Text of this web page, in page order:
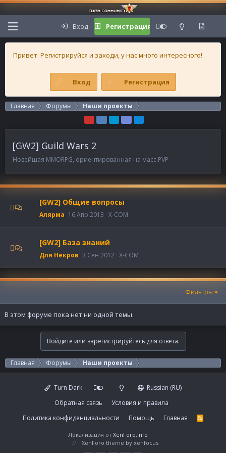
Вход Регистрация
Привет. Регистрируйся и заходи, у нас много интересного!
Вход Регистрация
Главная Форумы Наши проекты
[GW2] Guild Wars 2
Новейшая MMORPG, ориентированная на масс PVP
[GW2] Общие вопросы
Алярма 16 Апр 2013 X-COM
[GW2] База знаний
Для Некров 3 Сен 2012 X-COM
Фильтры
В этом форуме пока нет ни одной темы.
Войдите или зарегистрируйтесь для ответа.
Главная Форумы Наши проекты
Turn Dark
Russian (RU)
Обратная связь
Условия и правила
Политика конфиденциальности
Помощь Главная
R
Локализация от XenForo.Info
XenForo theme by xenfocus